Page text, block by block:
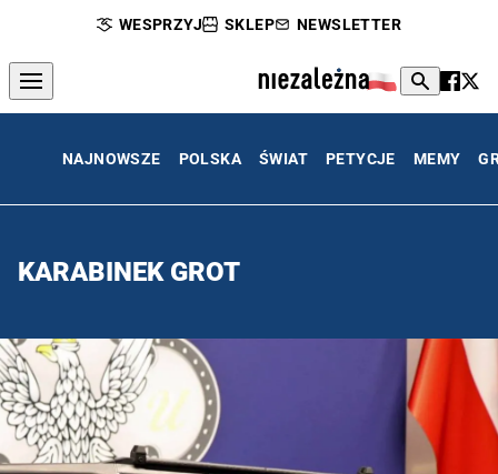
WESPRZYJ SKLEP NEWSLETTER
NAJNOWSZE POLSKA ŚWIAT PETYCJE MEMY
KARABINEK GROT